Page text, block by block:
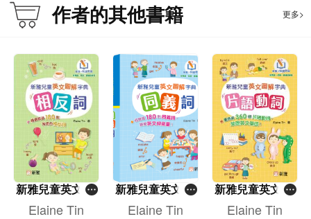
作者的其他書籍 更多>
新雅兒童英文圖
解字典:相反詞
Elaine Tin
新雅兒童英文圖
解字典:同義詞
Elaine Tin
新雅兒童英文圖
解字典:片語動詞
Elaine Tin